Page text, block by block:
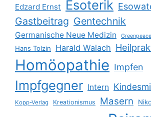
Edzard Ernst Esoterik
Gastbeitrag Gentechnik
Germanische Neue Medizin Greenpeace
Hans Tolzin Harald Walach
Homöopathie Impfen
Impfgegner Intern
Kopp-Verlag Kreationismus Masern